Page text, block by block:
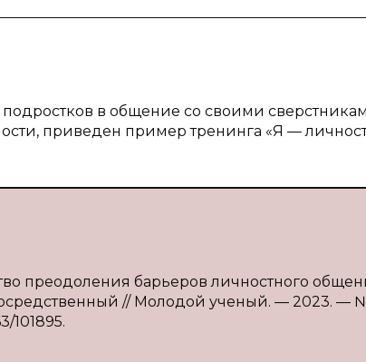
в общение со своими
приведен пример тренинга «Я —
преодоления барьеров личностного
// Молодой ученый. — 2023. —
101895.